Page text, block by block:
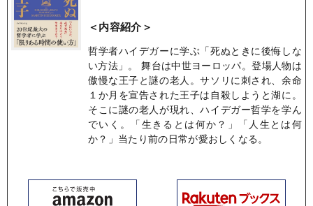
＜内容紹介＞
哲学者ハイデガーに学ぶ「死ぬときに後悔しな
い方法」。 舞台は中世ヨーロッパ。登場人物は
傲慢な王子と謎の老人。サソリに刺され、余命
１か月を宣告された王子は自殺しようと湖に。
そこに謎の老人が現れ、ハイデガー哲学を学ん
でいく。「生きるとは何か？」「人生とは何
か？」当たり前の日常が愛おしくなる。